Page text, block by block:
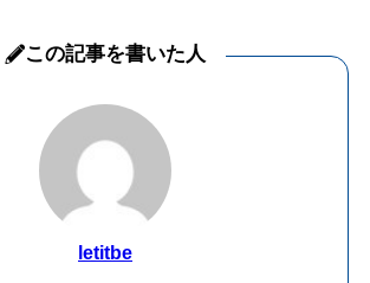
この記事を書いた人
letitbe